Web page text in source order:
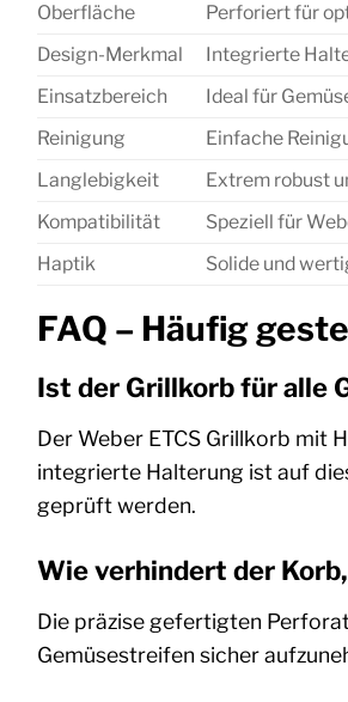
Oberfläche
Perforiert für
Design-Merkmal
Integrierte
Einsatzbereich
Ideal für
Reinigung
Einfache
Langlebigkeit
Extrem robust
Kompatibilität
Speziell für
Haptik
Solide und
FAQ – Häufig
Ist der Grillkorb für alle
Der Weber ETCS Grillkorb mit
integrierte Halterung ist auf
geprüft werden.
Wie verhindert der
Die präzise gefertigten
Gemüsestreifen sicher